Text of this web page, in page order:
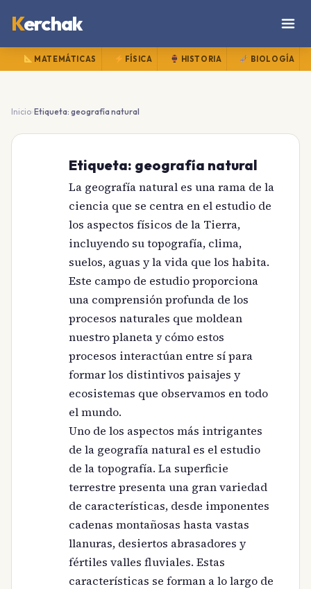
Kerchak
MATEMÁTICAS FÍSICA HISTORIA BIOLOGÍA
Inicio›Etiqueta: geografía natural
Etiqueta: geografía natural
La geografía natural es una rama de la
ciencia que se centra en el estudio de
los aspectos físicos de la Tierra,
incluyendo su topografía, clima,
suelos, aguas y la vida que los habita.
Este campo de estudio proporciona
una comprensión profunda de los
procesos naturales que moldean
nuestro planeta y cómo estos
procesos interactúan entre sí para
formar los distintivos paisajes y
ecosistemas que observamos en todo
el mundo.
Uno de los aspectos más intrigantes
de la geografía natural es el estudio
de la topografía. La superficie
terrestre presenta una gran variedad
de características, desde imponentes
cadenas montañosas hasta vastas
llanuras, desiertos abrasadores y
fértiles valles fluviales. Estas
características se forman a lo largo de